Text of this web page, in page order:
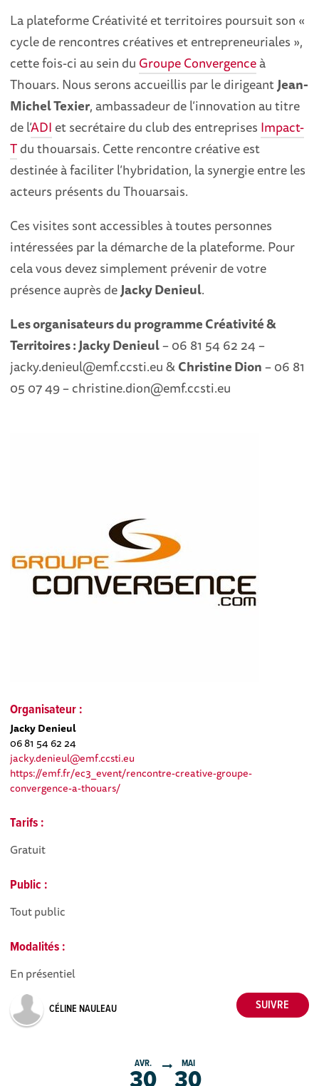
La plateforme Créativité et territoires poursuit son «
cycle de rencontres créatives et entrepreneuriales »,
cette fois-ci au sein du Groupe Convergenceà
Thouars. Nous serons accueillis par le dirigeantJean-
Michel Texier, ambassadeur de l’innovation au titre
de l’ADI et secrétaire du club des entreprises Impact-
Tdu thouarsais. Cette rencontre créative est
destinée à faciliter l’hybridation, la synergie entre les
acteurs présents du Thouarsais.
Ces visites sont accessibles à toutes personnes
intéressées par la démarche de la plateforme. Pour
cela vous devez simplement prévenir de votre
présence auprès deJacky Denieul.
Les organisateurs du programme Créativité &
Territoires :Jacky Denieul– 06 81 54 62 24 –
jacky.denieul@emf.ccsti.eu &Christine Dion– 06 81
05 07 49 – christine.dion@emf.ccsti.eu
Organisateur :
Jacky Denieul
06 81 54 62 24
jacky.denieul@emf.ccsti.eu
https://emf.fr/ec3_event/rencontre-creative-groupe-
convergence-a-thouars/
Tarifs :
Gratuit
Public :
Tout public
Modalités :
En présentiel
CÉLINE NAULEAU
AVR. MAI